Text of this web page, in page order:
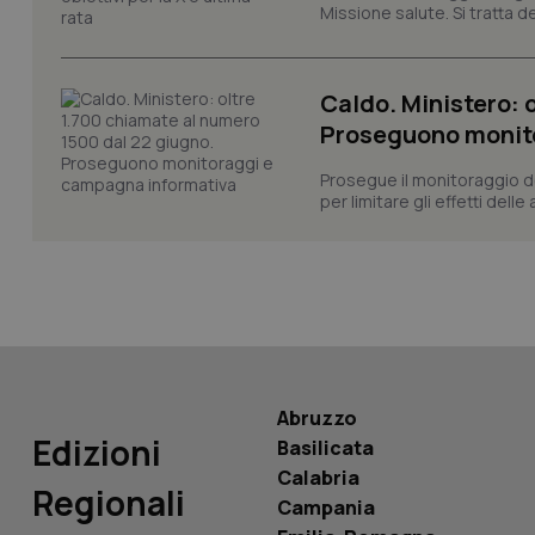
Missione salute. Si tratta
Caldo. Ministero:
Proseguono
Prosegue il monitoraggio
per limitare gli effetti delle
Edizioni
Regionali
Abruzzo
Basilicata
Calabria
Campania